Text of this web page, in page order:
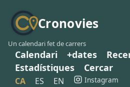
Cronovies
Un calendari fet de carrers
Calendari +dates
Estadístiques
Cercar
CA ES EN Instagram